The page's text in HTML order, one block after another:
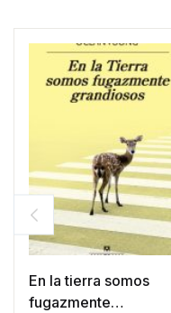
En la tierra somos
fugazmente